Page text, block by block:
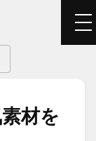
材を​